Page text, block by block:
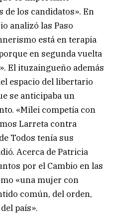
de los candidatos». En
analizó las Paso
está en terapia
en segunda vuelta
El ituzaingueño además
espacio del libertario
se anticipaba un
«Milei competía con
Larreta contra
Todos tenía sus
Acerca de Patricia
por el Cambio en las
«una mujer con
común, del orden,
país».